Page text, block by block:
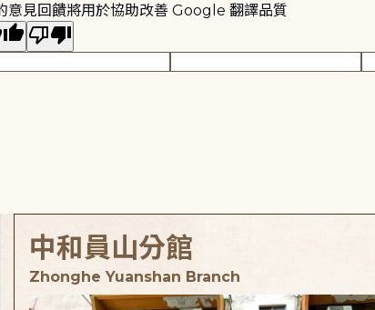
意見回饋將用於協助改善 Google 翻譯品質
中和員山分館
Zhonghe Yuanshan Branch